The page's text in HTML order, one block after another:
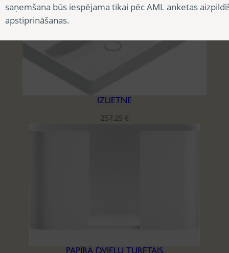
IZLIETNE
257,25 €
PAPĪRA DVIEĻU TURĒTĀJS
saņemšana būs iespējama tikai pēc AML anketas
apstiprināšanas.